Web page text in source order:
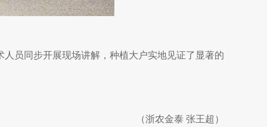
员同步开展现场讲解，种植大户实地见证了显著的
（浙农金泰 张王超）